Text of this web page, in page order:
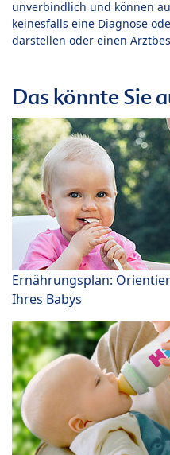
unverbindlich und können
keinesfalls eine Diagnose
darstellen oder einen
Das könnte Sie
Ernährungsplan:
Ihres Babys